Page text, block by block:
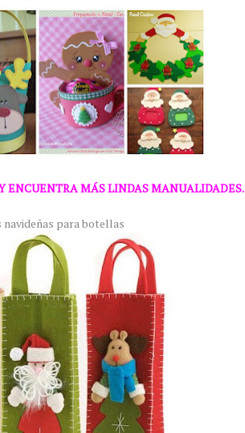
ENCUENTRA MÁS LINDAS MANUALIDADES.
navideñas para botellas